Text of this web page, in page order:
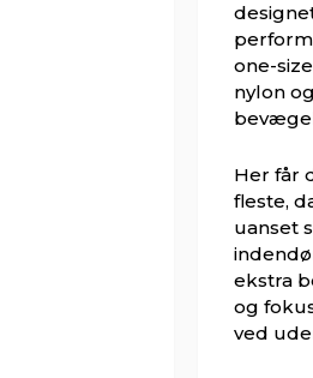
one-
nylon
Her får
fleste,
uanset
ekstra
og
ved